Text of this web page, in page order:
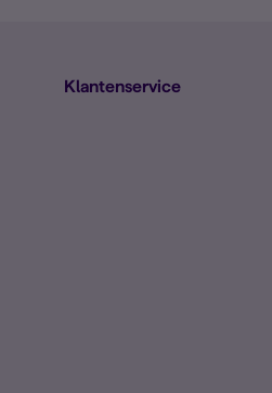
Klantenservice